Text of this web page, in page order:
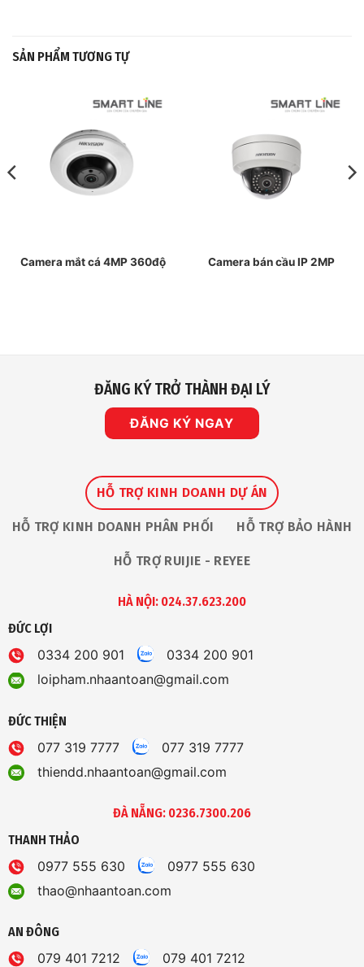
SẢN PHẨM TƯƠNG TỰ
Camera mắt cá 4MP 360độ Camera bán cầu IP 2MP
ĐĂNG KÝ TRỞ THÀNH ĐẠI LÝ
ĐĂNG KÝ NGAY
HỖ TRỢ KINH DOANH DỰ ÁN
HỖ TRỢ KINH DOANH PHÂN PHỐI HỖ TRỢ BẢO HÀNH
HỖ TRỢ RUIJIE - REYEE
HÀ NỘI: 024.37.623.200
ĐỨC LỢI
0334 200 901
0334 200 901
loipham.nhaantoan@gmail.com
ĐỨC THIỆN
077 319 7777
077 319 7777
thiendd.nhaantoan@gmail.com
ĐÀ NẴNG: 0236.7300.206
THANH THẢO
0977 555 630
0977 555 630
thao@nhaantoan.com
AN ĐÔNG
079 401 7212
079 401 7212